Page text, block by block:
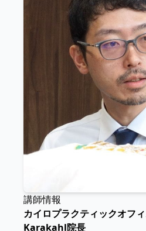
講師情報
カイロプラクティックオフ
Karakahl院長